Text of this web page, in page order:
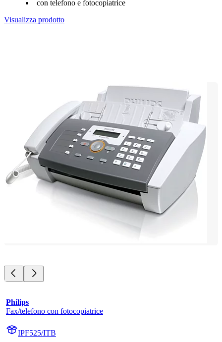
con telefono e fotocopiatrice
Visualizza prodotto
Philips
Fax/telefono con fotocopiatrice
IPF525/ITB